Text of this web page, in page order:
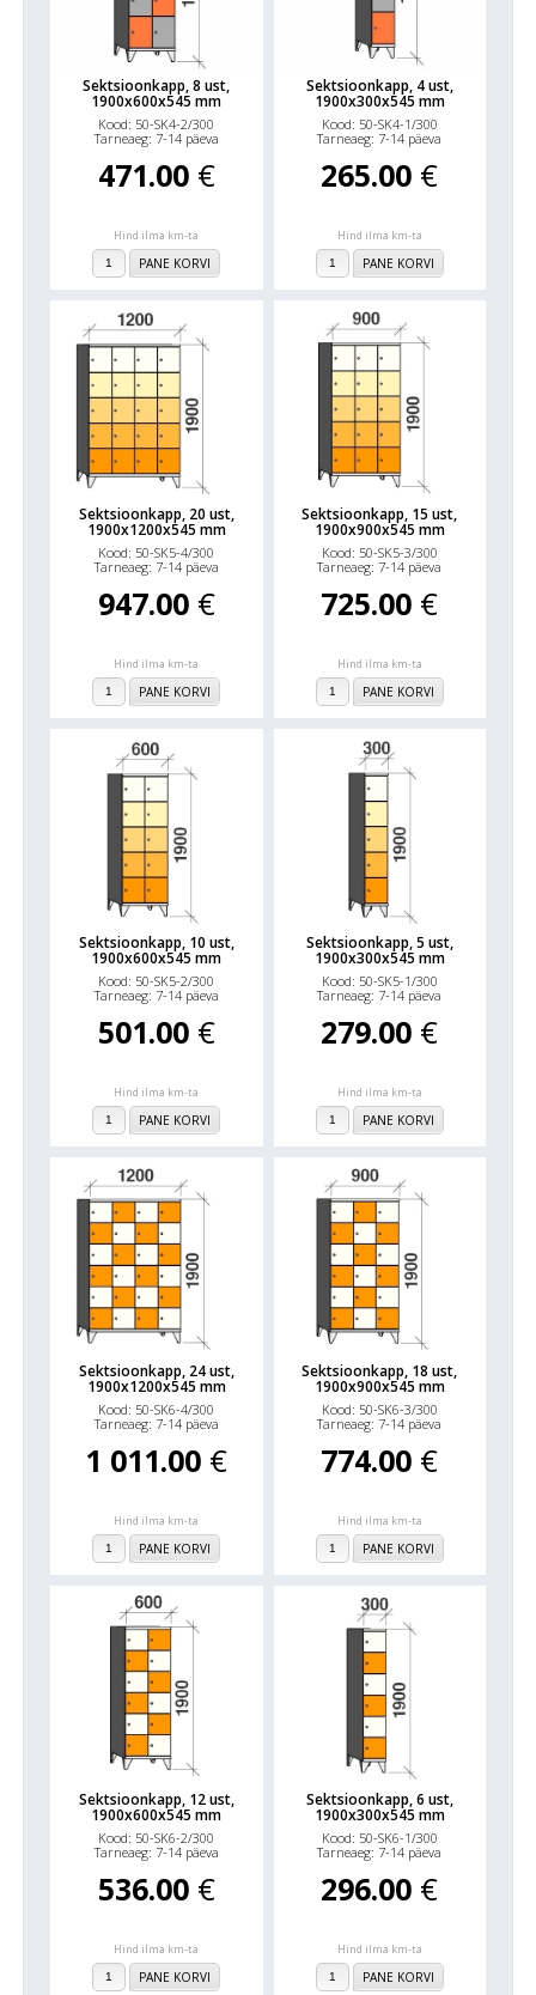
Sektsioonkapp, 8 ust,
1900x600x545 mm
Kood: 50-SK4-2/300
Tarneaeg: 7-14 päeva
471.00 €
Hind ilma km-ta
PANE KORVI
Sektsioonkapp, 4 ust,
1900x300x545 mm
Kood: 50-SK4-1/300
Tarneaeg: 7-14 päeva
265.00 €
Hind ilma km-ta
PANE KORVI
Sektsioonkapp, 20 ust,
1900x1200x545 mm
Kood: 50-SK5-4/300
Tarneaeg: 7-14 päeva
947.00 €
Hind ilma km-ta
PANE KORVI
Sektsioonkapp, 15 ust,
1900x900x545 mm
Kood: 50-SK5-3/300
Tarneaeg: 7-14 päeva
725.00 €
Hind ilma km-ta
PANE KORVI
Sektsioonkapp, 10 ust,
1900x600x545 mm
Kood: 50-SK5-2/300
Tarneaeg: 7-14 päeva
501.00 €
Hind ilma km-ta
PANE KORVI
Sektsioonkapp, 5 ust,
1900x300x545 mm
Kood: 50-SK5-1/300
Tarneaeg: 7-14 päeva
279.00 €
Hind ilma km-ta
PANE KORVI
Sektsioonkapp, 24 ust,
1900x1200x545 mm
Kood: 50-SK6-4/300
Tarneaeg: 7-14 päeva
1 011.00 €
Hind ilma km-ta
PANE KORVI
Sektsioonkapp, 18 ust,
1900x900x545 mm
Kood: 50-SK6-3/300
Tarneaeg: 7-14 päeva
774.00 €
Hind ilma km-ta
PANE KORVI
Sektsioonkapp, 12 ust,
1900x600x545 mm
Kood: 50-SK6-2/300
Tarneaeg: 7-14 päeva
536.00 €
Hind ilma km-ta
PANE KORVI
Sektsioonkapp, 6 ust,
1900x300x545 mm
Kood: 50-SK6-1/300
Tarneaeg: 7-14 päeva
296.00 €
Hind ilma km-ta
PANE KORVI